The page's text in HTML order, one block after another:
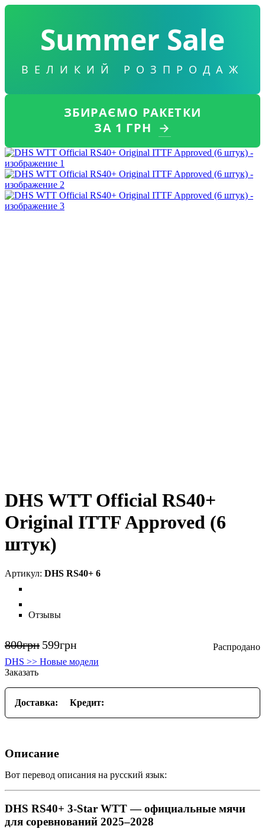
Summer Sale
ВЕЛИКИЙ РОЗПРОДАЖ
ЗБИРАЄМО РАКЕТКИ
ЗА 1 ГРН →
DHS WTT Official RS40+
Original ITTF Approved (6
штук)
DHS RS40+ 6
Отзывы
800грн 599грн
DHS >> Новые модели
Заказать
Доставка: Кредит:
Описание
Вот перевод описания на русский язык:
DHS RS40+ 3-Star WTT — официальные мячи
для соревнований 2025–2028